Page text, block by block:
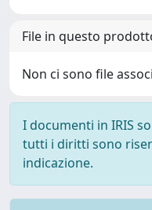
File in questo
Non ci sono file
I documenti in IRIS
tutti i diritti sono
indicazione.